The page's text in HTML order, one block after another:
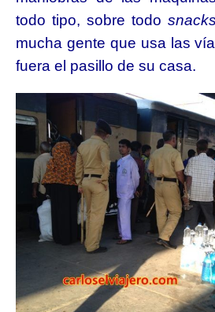
todo tipo, sobre todo
mucha gente que usa las
fuera el pasillo de su casa.